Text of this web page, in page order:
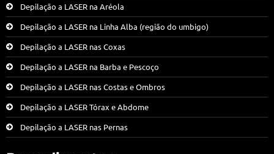
Depilação a LASER na Aréola
Depilação a LASER na Linha Alba (região do umbigo)
Depilação a LASER nas Coxas
Depilação a LASER na Barba e Pescoço
Depilação a LASER nas Costas e Ombros
Depilação a LASER Tórax e Abdome
Depilação a LASER nas Pernas